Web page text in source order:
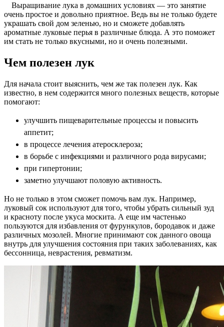
Выращивание лука в домашних условиях ― это занятие
очень простое и довольно приятное. Ведь вы не только будете
украшать свой дом зеленью, но и сможете добавлять
ароматные луковые перья в различные блюда. А это поможет
им стать не только вкусными, но и очень полезными.
Чем полезен лук
Для начала стоит выяснить, чем же так полезен лук. Как
известно, в нем содержится много полезных веществ, которые
помогают:
улучшить пищеварительные процессы и повысить
аппетит;
в процессе лечения атеросклероза;
в борьбе с инфекциями и различного рода вирусами;
при гипертонии;
заметно улучшают половую активность.
Но не только в этом сможет помочь вам лук. Например,
луковый сок используют для того, чтобы убрать сильный зуд
и красноту после укуса москита. А еще им частенько
пользуются для избавления от фурункулов, бородавок и даже
различных мозолей. Многие принимают сок данного овоща
внутрь для улучшения состояния при таких заболеваниях, как
бессонница, неврастения, ревматизм.